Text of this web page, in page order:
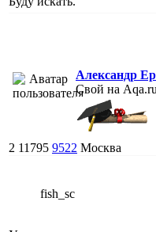
Александр
Свой на
2 11795 9522 Москва
fish_sc